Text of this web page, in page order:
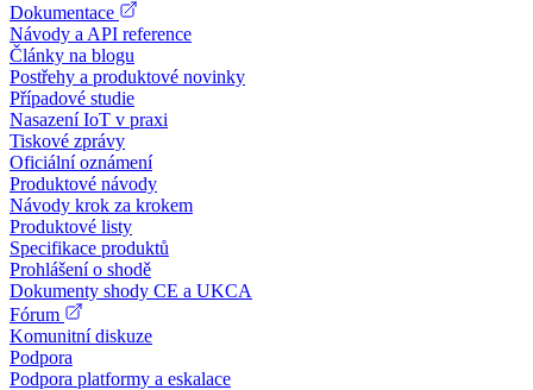
Dokumentace
Návody a API reference
Články na blogu
Postřehy a produktové novinky
Případové studie
Nasazení IoT v praxi
Tiskové zprávy
Oficiální oznámení
Produktové návody
Návody krok za krokem
Produktové listy
Specifikace produktů
Prohlášení o shodě
Dokumenty shody CE a UKCA
Fórum
Komunitní diskuze
Podpora
Podpora platformy a eskalace